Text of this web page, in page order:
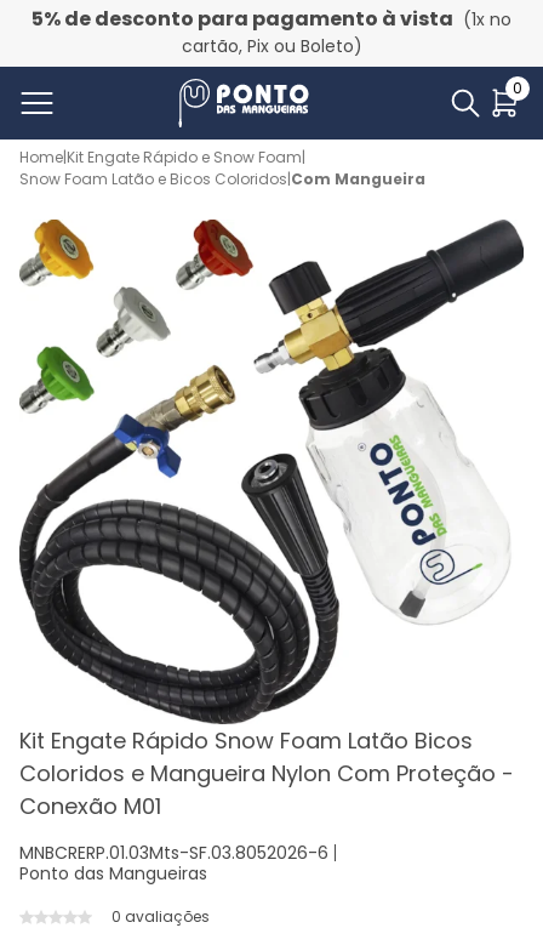
5% de desconto para pagamento à vista (1x no
cartão, Pix ou Boleto)
0
Home|Kit Engate Rápido e Snow Foam|
Snow Foam Latão e Bicos Coloridos|Com Mangueira
Kit Engate Rápido Snow Foam Latão Bicos
Coloridos e Mangueira Nylon Com Proteção -
Conexão M01
MNBCRERP.01.03Mts-SF.03.8052026-6
Ponto das Mangueiras
0 avaliações